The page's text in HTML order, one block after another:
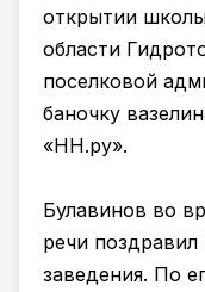
открытии
области
поселковой
баночку
«НН.ру».
Булавинов во
речи поздравил
заведения. По